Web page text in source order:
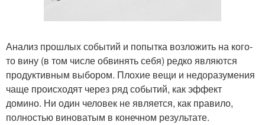
Анализ прошлых событий и попытка возложить на кого-
то вину (в том числе обвинять себя) редко являются
продуктивным выбором. Плохие вещи и недоразумения
чаще происходят через ряд событий, как эффект
домино. Ни один человек не является, как правило,
полностью виноватым в конечном результате.